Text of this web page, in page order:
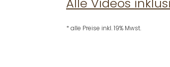
* alle Preise inkl. 19% Mwst.